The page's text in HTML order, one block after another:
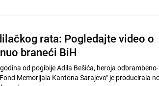
rata: Pogledajte video o
braneći BiH
od pogibije Adila Bešića, heroja odbrambeno-
Memorijala Kantona Sarajevo" je producirala